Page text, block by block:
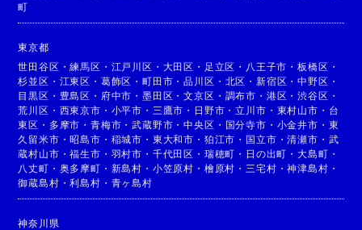
町
東京都
世田谷区 ・練馬区 ・ 江戸川区 ・ 大田区 ・ 足立区 ・ 八王子市 ・板橋区 ・
杉並区 ・ 江東区 ・ 葛飾区 ・町田市 ・品川区 ・ 北区 ・ 新宿区 ・中野区 ・
目黒区 ・ 豊島区 ・ 府中市 ・墨田区 ・文京区 ・ 調布市 ・ 港区 ・渋谷区 ・
荒川区 ・ 西東京市 ・ 小平市 ・ 三鷹市 ・ 日野市 ・立川市 ・ 東村山市 ・ 台
東区 ・ 多摩市 ・青梅市 ・武蔵野市 ・中央区 ・ 国分寺市 ・ 小金井市 ・ 東
久留米市 ・昭島市 ・ 稲城市 ・ 東大和市 ・ 狛江市 ・ 国立市 ・清瀬市 ・ 武
蔵村山市 ・福生市 ・ 羽村市 ・ 千代田区 ・ 瑞穂町 ・ 日の出町 ・大島町 ・
八丈町 ・ 奥多摩町 ・ 新島村 ・ 小笠原村 ・ 檜原村 ・ 三宅村 ・神津島村 ・
御蔵島村 ・利島村 ・ 青ヶ島村
神奈川県